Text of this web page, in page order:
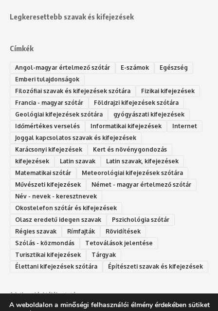
Legkeresettebb szavak és kifejezések
Címkék
Angol-magyar értelmező szótár E-számok
Egészség
Emberi tulajdonságok
Filozófiai szavak és kifejezések szótára
Fizikai kifejezések
Francia - magyar szótár
Földrajzi kifejezések szótára
Geológiai kifejezések szótára
gyógyászati kifejezések
Időmértékes verselés
Informatikai kifejezések
Internet
Joggal kapcsolatos szavak és kifejezések
Karácsonyi kifejezések
Kert és növénygondozás
kifejezések
Latin szavak
Latin szavak, kifejezések
Matematikai szótár
Meteorológiai kifejezések szótára
Művészeti kifejezések
Német - magyar értelmező szótár
Név - nevek - keresztnevek
Okostelefon szótár és kifejezések
Olasz eredetű idegen szavak
Ps‮gólohciz‬ia s‮átóz‬r
Régies szavak
Rímfajták
Rövidítések
Szólás - közmondás
Tetoválások jelentése
Turisztikai kifejezések
Tárgyak
Élettani kifejezések szótára
Építészeti szavak és kifejezések
Adatkezelési tájékoztató
Felhasználási feltételek
A weboldalon a minőségi felhasználói élmény érdekében sütiket